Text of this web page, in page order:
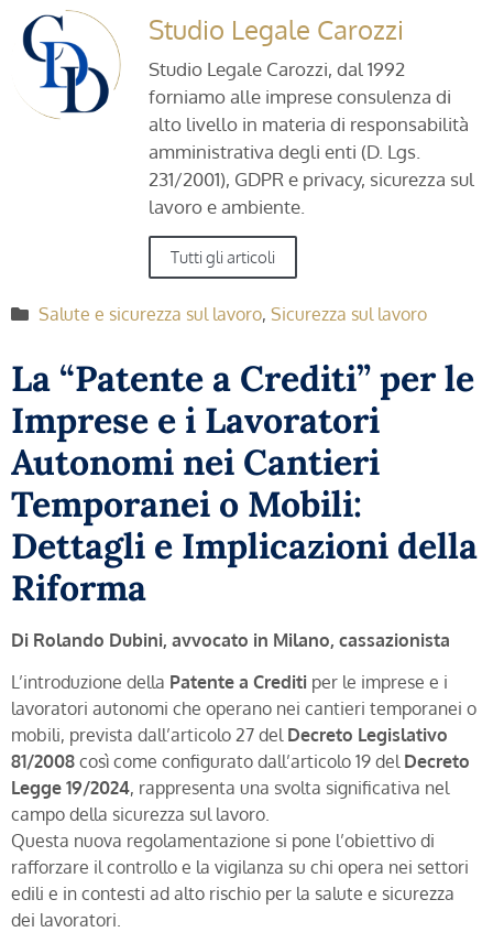
Studio Legale Carozzi
Studio Legale Carozzi, dal 1992
forniamo alle imprese consulenza di
alto livello in materia di responsabilità
amministrativa degli enti (D. Lgs.
231/2001), GDPR e privacy, sicurezza sul
lavoro e ambiente.
Tutti gli articoli
Salute e sicurezza sul lavoro, Sicurezza sul lavoro
La “Patente a Crediti” per le
Imprese e i Lavoratori
Autonomi nei Cantieri
Temporanei o Mobili:
Dettagli e Implicazioni della
Riforma
Di Rolando Dubini, avvocato in Milano, cassazionista
L’introduzione della Patente a Crediti per le imprese e i
lavoratori autonomi che operano nei cantieri temporanei o
mobili, prevista dall’articolo 27 del Decreto Legislativo
81/2008 così come configurato dall’articolo 19 del Decreto
Legge 19/2024, rappresenta una svolta significativa nel
campo della sicurezza sul lavoro.
Questa nuova regolamentazione si pone l’obiettivo di
rafforzare il controllo e la vigilanza su chi opera nei settori
edili e in contesti ad alto rischio per la salute e sicurezza
dei lavoratori.